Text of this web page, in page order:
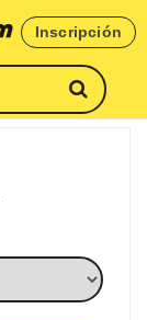
Inscripción